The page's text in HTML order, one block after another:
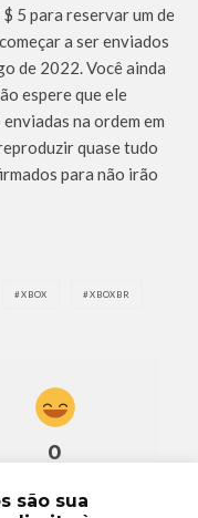
5 para reservar um de
a ser enviados
de 2022. Você ainda
espere que ele
na ordem em
quase tudo
para não irão
XBOX XBOXBR
0
são sua